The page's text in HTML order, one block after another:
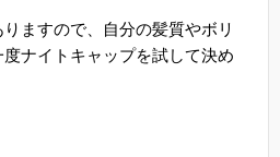
ますので、自分の髪質やボリ
ナイトキャップを試して決め